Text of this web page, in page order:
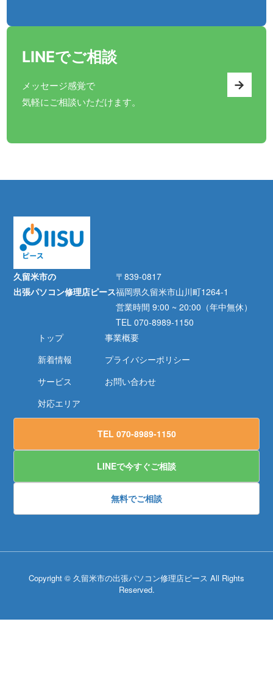
LINEでご相談
メッセージ感覚で
気軽にご相談いただけます。
→
久留米市の
出張パソコン修理店ピース
〒839-0817
福岡県久留米市山川町1264-1
営業時間 9:00 ~ 20:00（年中無休）
TEL 070-8989-1150
トップ
新着情報
サービス
対応エリア
事業概要
プライバシーポリシー
お問い合わせ
TEL 070-8989-1150
LINEで今すぐご相談
無料でご相談
Copyright © 久留米市の出張パソコン修理店ピース All Rights
Reserved.